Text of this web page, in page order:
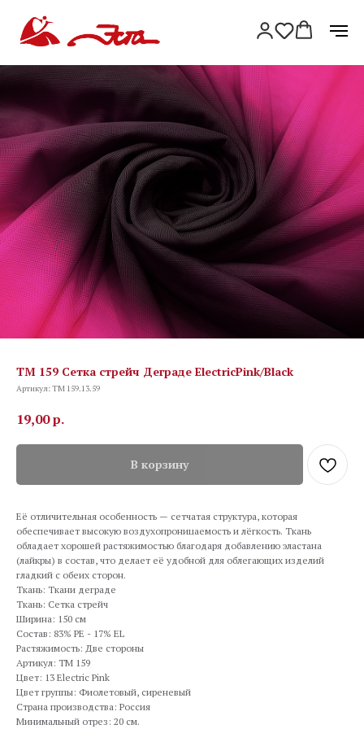
TM 159 Сетка стрейч Деграде ElectricPink/Black
Артикул:TM 159.13.59
19,00р.
В корзину
Её отличительная особенность — сетчатая структура, которая
обеспечивает высокую воздухопроницаемость и лёгкость. Ткань
обладает хорошей растяжимостью благодаря добавлению эластана
(лайкры) в состав, что делает её удобной для облегающих изделий
гладкий с обеих сторон.
Ткань: Ткани деграде
Ткань: Сетка стрейч
Ширина: 150 см
Состав: 83% PE - 17% EL
Растяжимость: Две стороны
Артикул: TM 159
Цвет: 13 Electric Pink
Цвет группы: Фиолетовый, сиреневый
Страна производства: Россия
Минимальный отрез: 20 см.